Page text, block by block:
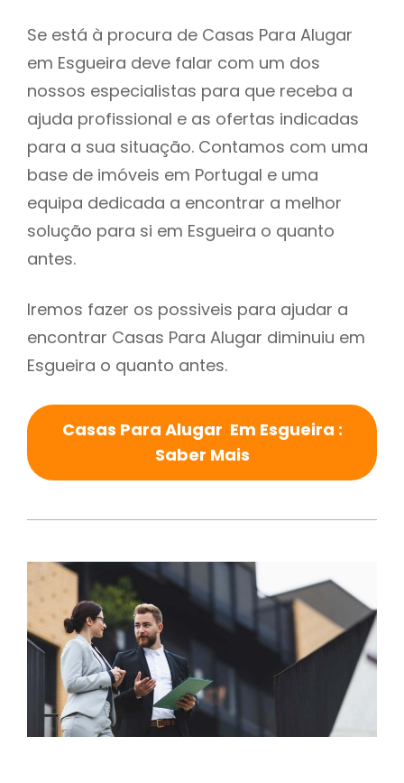
Se está à procura de Casas Para Alugar
em Esgueira deve falar com um dos
nossos especialistas para que receba a
ajuda profissional e as ofertas indicadas
para a sua situação. Contamos com uma
base de imóveis em Portugal e uma
equipa dedicada a encontrar a melhor
solução para si em Esgueira o quanto
antes.
Iremos fazer os possiveis para ajudar a
encontrar Casas Para Alugar diminuiu em
Esgueira o quanto antes.
Casas Para Alugar Em Esgueira :
Saber Mais